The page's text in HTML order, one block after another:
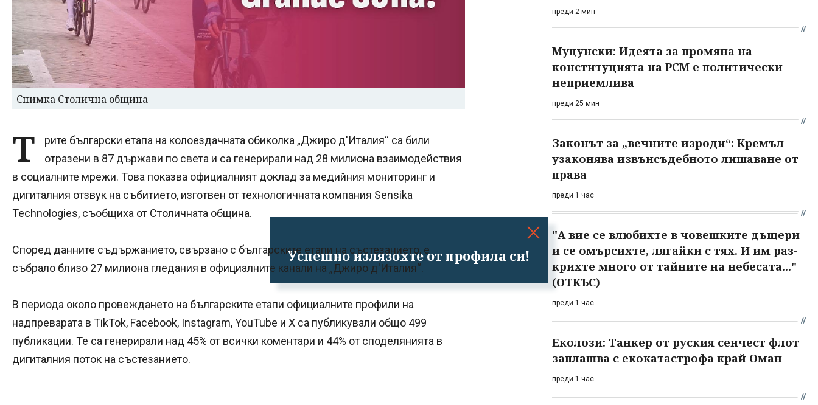
Успешно излязохте от профила си!
Снимка Столична община
Т
рите български етапа на колоездачната обиколка „Джиро д'Италия“ са били
отразени в 87 държави по света и са генерирали над 28 милиона взаимодействия
в социалните мрежи. Това показва официалният доклад за медийния мониторинг и
дигиталния отзвук на събитието, изготвен от технологичната компания Sensika
Technologies, съобщиха от Столичната община.
Според данните съдържанието, свързано с българските етапи на състезанието, е
събрало близо 27 милиона гледания в официалните канали на „Джиро д'Италия“.
В периода около провеждането на българските етапи официалните профили на
надпреварата в TikTok, Facebook, Instagram, YouTube и X са публикували общо 499
публикации. Те са генерирали над 45% от всички коментари и 44% от споделянията в
дигиталния поток на състезанието.
преди 2 мин
Муцунски: Идеята за промяна на
конституцията на РСМ е политически
неприемлива
преди 25 мин
Законът за „вечните изроди“: Кремъл
узаконява извънсъдебното лишаване от
права
преди 1 час
"А вие се влюбихте в чо­вешките дъщери
и се омърсихте, лягайки с тях. И им раз­
крихте много от тайните на небесата..."
(ОТКЪС)
преди 1 час
Еколози: Танкер от руския сенчест флот
заплашва с екокатастрофа край Оман
преди 1 час